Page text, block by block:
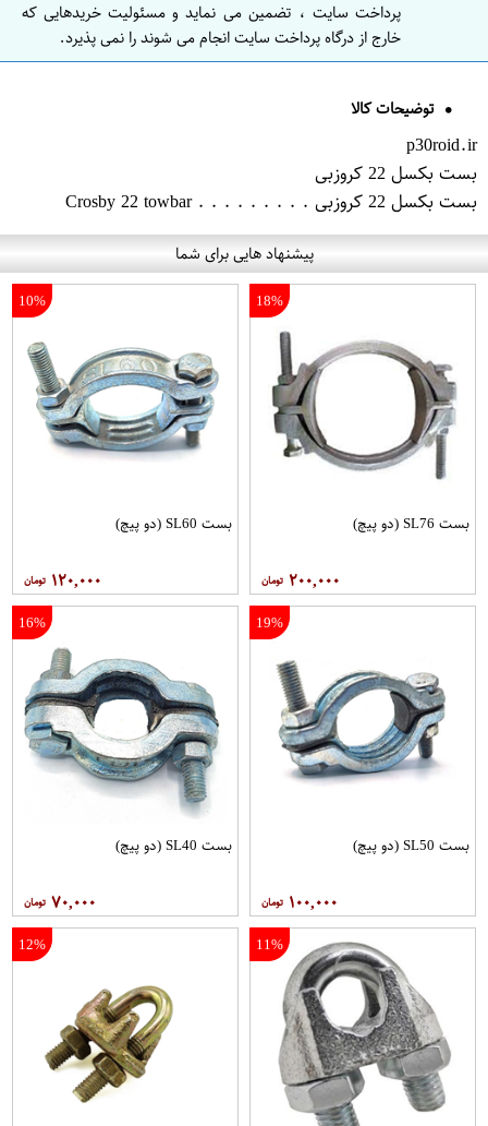
پرداخت سایت ، تضمین می نماید و مسئولیت خریدهایی که
خارج از درگاه پرداخت سایت انجام می شوند را نمی پذیرد.
توضیحات کالا
p30roid.ir
بست بکسل 22 کروزبی
بست بکسل 22 کروزبی . . . . . . . . . Crosby 22 towbar
پیشنهاد هایی برای شما
18%
بست SL76 (دو پیچ)
۲۰۰,۰۰۰
10%
بست SL60 (دو پیچ)
۱۲۰,۰۰۰
19%
بست SL50 (دو پیچ)
۱۰۰,۰۰۰
16%
بست SL40 (دو پیچ)
۷۰,۰۰۰
11%
12%